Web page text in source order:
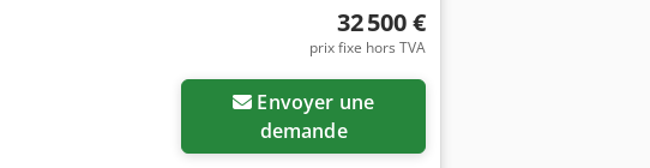
32 500 €
prix fixe hors TVA
demande